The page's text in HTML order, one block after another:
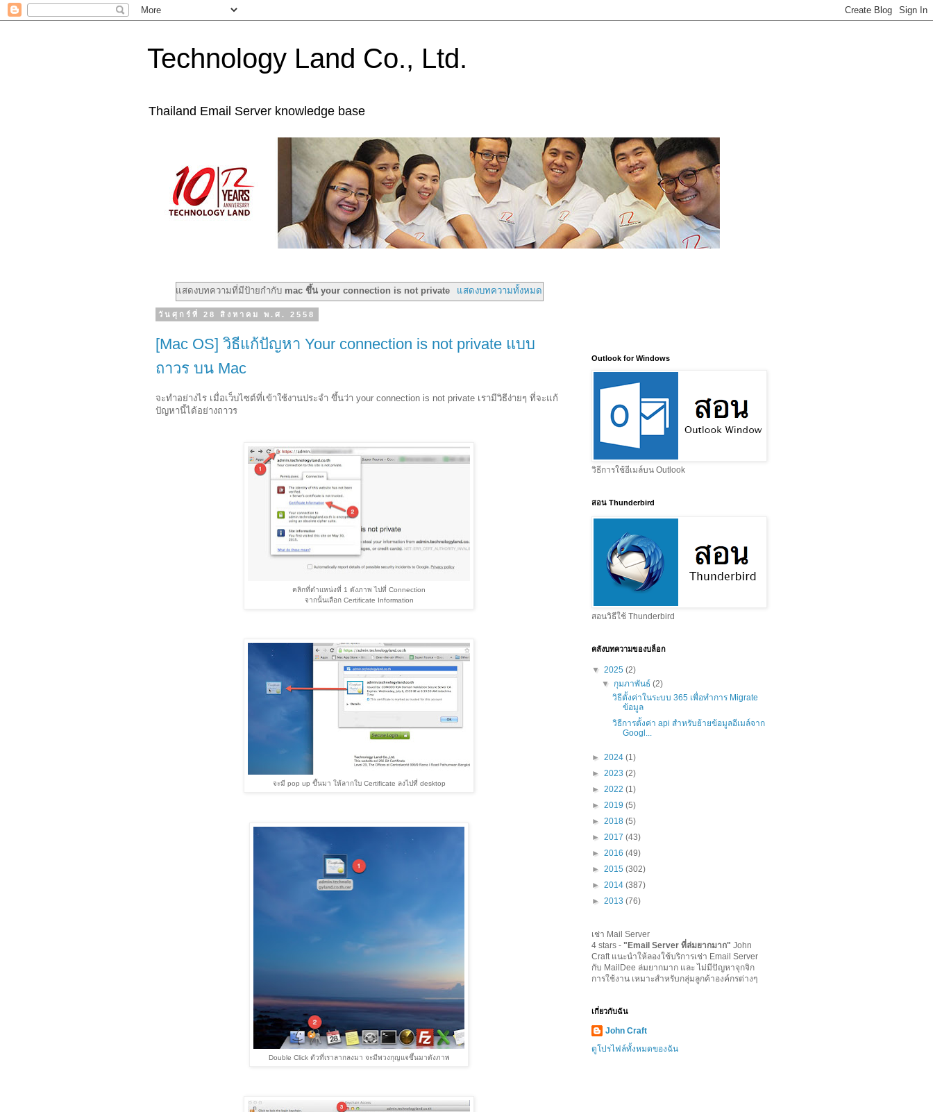
Technology Land Co., Ltd.
Thailand Email Server knowledge base
แสดงบทความที่มีป้ายกำกับ mac ขึ้น your connection is not private แสดงบทความทั้งหมด
วันศุกร์ที่ 28 สิงหาคม พ.ศ. 2558
[Mac OS] วิธีแก้ปัญหา Your connection is not private แบบ
ถาวร บน Mac
จะทำอย่างไร เมื่อเว็บไซต์ที่เข้าใช้งานประจำ ขึ้นว่า your connection is not private เรามีวิธีง่ายๆ ที่จะแก้
ปัญหานี้ได้อย่างถาวร
คลิกที่ตำแหน่งที่ 1 ดังภาพ ไปที่ Connection
จากนั้นเลือก Certificate Information
จะมี pop up ขึ้นมา ให้ลากใบ Certificate ลงไปที่ desktop
Double Click ตัวที่เราลากลงมา จะมีพวงกุญแจขึ้นมาดังภาพ
Outlook for Windows
วิธีการใช้อีเมล์บน Outlook
สอน Thunderbird
สอนวิธีใช้ Thunderbird
คลังบทความของบล็อก
▼ 2025 (2)
▼ กุมภาพันธ์(2)
วิธีตั้งค่าในระบบ 365 เพื่อทำการ Migrate
ข้อมูล
วิธีการตั้งค่า api สำหรับย้ายข้อมูลอีเมล์จาก
Googl...
► 2024 (1)
► 2023 (2)
► 2022 (1)
► 2019 (5)
► 2018 (5)
► 2017 (43)
► 2016 (49)
► 2015 (302)
► 2014 (387)
► 2013 (76)
เช่า Mail Server
4 stars - " Email Server ที่ล่มยากมาก" John
Craft แนะนำให้ลองใช้บริการเช่า Email Server
กับ MailDee ล่มยากมาก และ ไม่มีปัญหาจุกจิก
การใช้งาน เหมาะสำหรับกลุ่มลูกค้าองค์กรต่างๆ
เกี่ยวกับฉัน
John Craft
ดูโปรไฟล์ทั้งหมดของฉัน